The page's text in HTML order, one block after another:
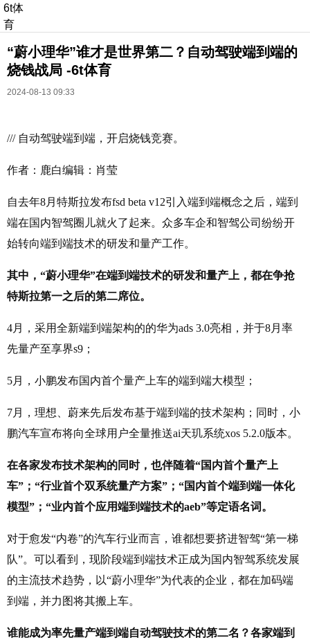
6t体
育
“蔚小理华”谁才是世界第二？自动驾驶端到端的
烧钱战局 -6t体育
2024-08-13 09:33
/// 自动驾驶端到端，开启烧钱竞赛。
作者：鹿白编辑：肖莹
自去年8月特斯拉发布fsd beta v12引入端到端概念之后，端到
端在国内智驾圈儿就火了起来。众多车企和智驾公司纷纷开
始转向端到端技术的研发和量产工作。
其中，“蔚小理华”在端到端技术的研发和量产上，都在争抢
特斯拉第一之后的第二席位。
4月，采用全新端到端架构的的华为ads 3.0亮相，并于8月率
先量产至享界s9；
5月，小鹏发布国内首个量产上车的端到端大模型；
7月，理想、蔚来先后发布基于端到端的技术架构；同时，小
鹏汽车宣布将向全球用户全量推送ai天玑系统xos 5.2.0版本。
在各家发布技术架构的同时，也伴随着“国内首个量产上
车”；“行业首个双系统量产方案”；“国内首个端到端一体化
模型”；“业内首个应用端到端技术的aeb”等定语名词。
对于愈发“内卷”的汽车行业而言，谁都想要挤进智驾“第一梯
队”。可以看到，现阶段端到端技术正成为国内智驾系统发展
的主流技术趋势，以“蔚小理华”为代表的企业，都在加码端
到端，并力图将其搬上车。
谁能成为率先量产端到端自动驾驶技术的第二名？各家端到
长按识别二维码